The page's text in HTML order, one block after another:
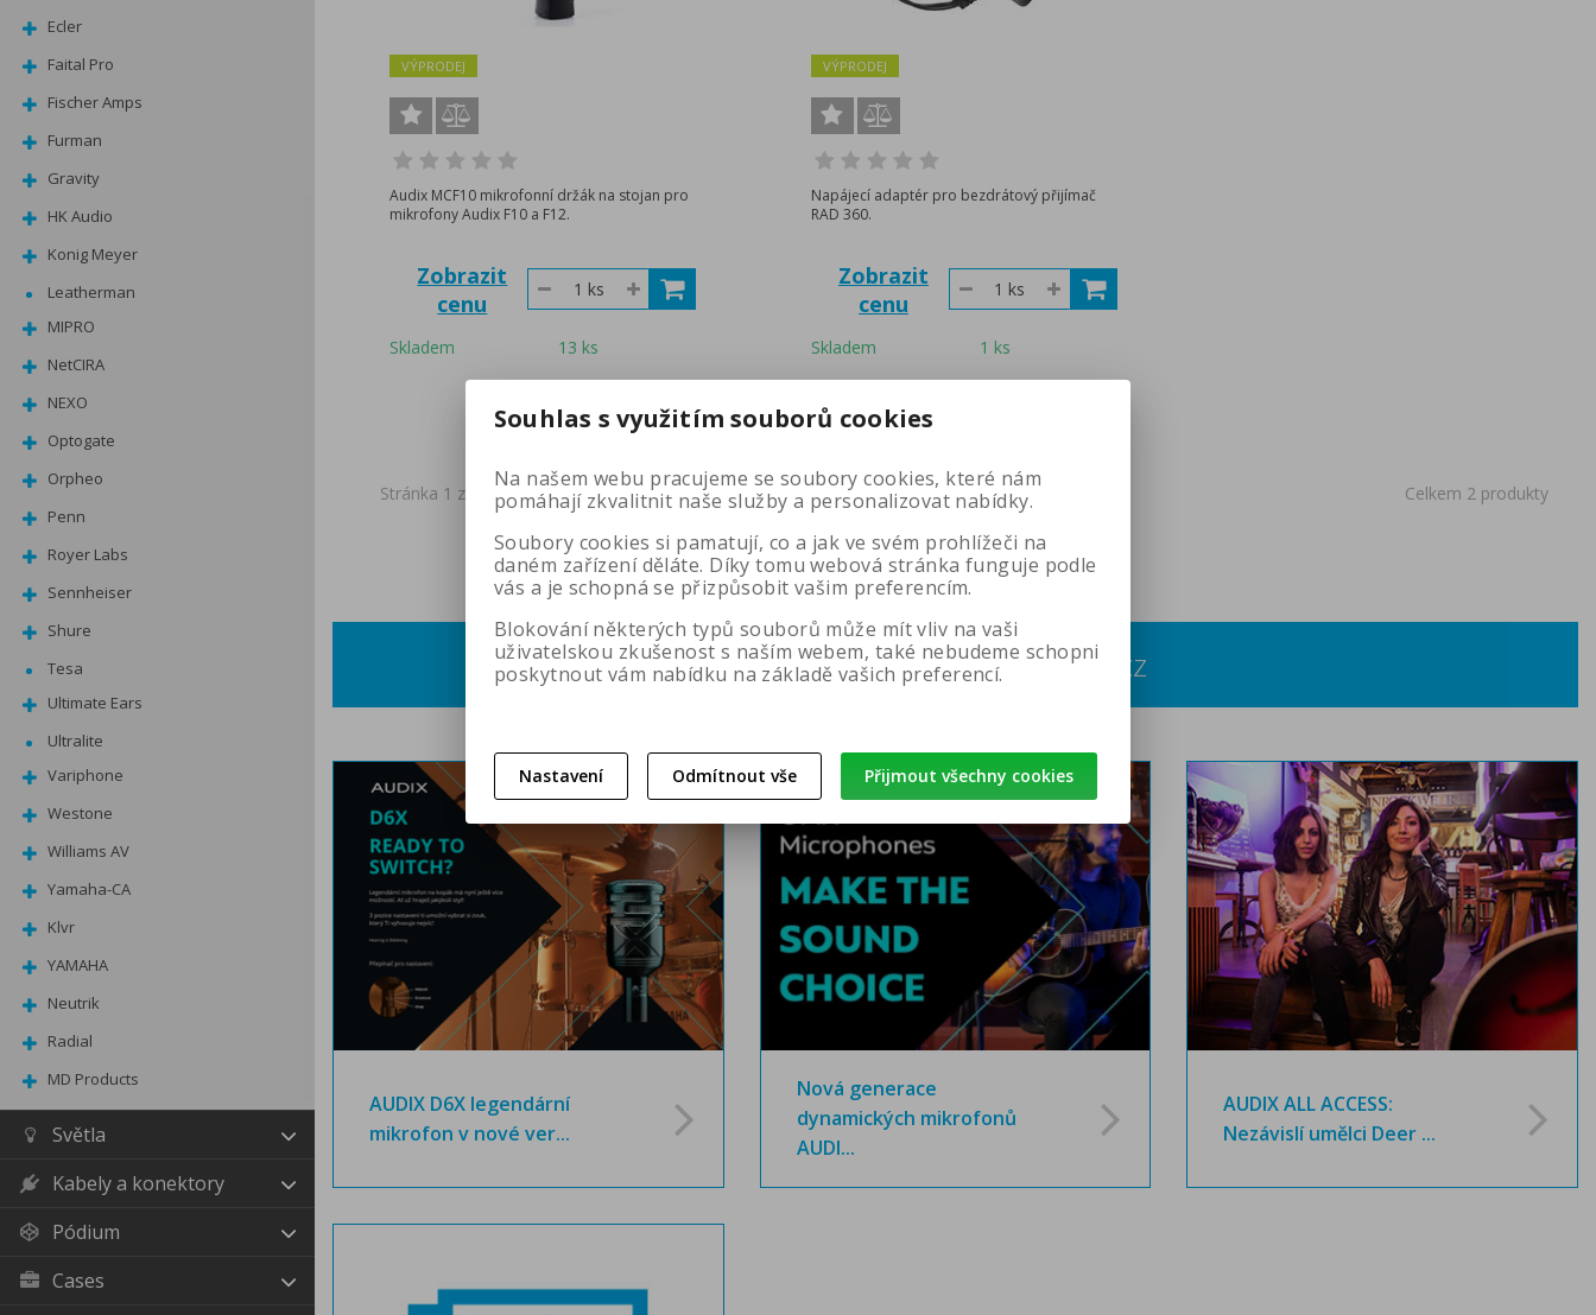
Ecler
Faital Pro
Fischer Amps
Furman
Gravity
HK Audio
Konig Meyer
Leatherman
MIPRO
NetCIRA
NEXO
Optogate
Orpheo
Penn
Royer Labs
Sennheiser
Shure
Tesa
Ultimate Ears
Ultralite
Variphone
Westone
Williams AV
Yamaha-CA
Klvr
YAMAHA
Neutrik
Radial
MD Products
Světla
Kabely a konektory
Pódium
Cases
VÝPRODEJ
Audix MCF10 mikrofonní držák na stojan pro
mikrofony Audix F10 a F12.
Zobrazit
cenu
Skladem 13 ks
VÝPRODEJ
Napájecí adaptér pro bezdrátový přijímač
RAD 360.
Zobrazit
cenu
Skladem 1 ks
Stránka 1 z 1 1 Celkem 2 produkty
Články na webu musicdata.cz
AUDIX D6X legendární
mikrofon v nové ver...
Nová generace
dynamických mikrofonů
AUDI...
AUDIX ALL ACCESS:
Nezávislí umělci Deer ...
Souhlas s využitím souborů cookies
Na našem webu pracujeme se soubory cookies, které nám
pomáhají zkvalitnit naše služby a personalizovat nabídky.
Soubory cookies si pamatují, co a jak ve svém prohlížeči na
daném zařízení děláte. Díky tomu webová stránka funguje podle
vás a je schopná se přizpůsobit vašim preferencím.
Blokování některých typů souborů může mít vliv na vaši
uživatelskou zkušenost s naším webem, také nebudeme schopni
poskytnout vám nabídku na základě vašich preferencí.
Nastavení Odmítnout vše Přijmout všechny cookies